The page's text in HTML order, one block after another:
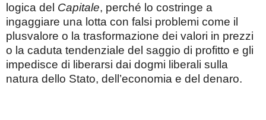
logica del Capitale, perché lo costringe a
ingaggiare una lotta con falsi problemi come il
plusvalore o la trasformazione dei valori in prezzi
o la caduta tendenziale del saggio di profitto e gli
impedisce di liberarsi dai dogmi liberali sulla
natura dello Stato, dell’economia e del denaro.